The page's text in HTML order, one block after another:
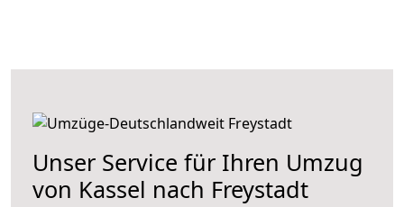
Unser Service für Ihren Umzug
von Kassel nach Freystadt